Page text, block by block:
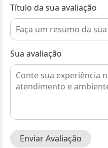
Título da sua avaliação
Sua avaliação
Enviar Avaliação